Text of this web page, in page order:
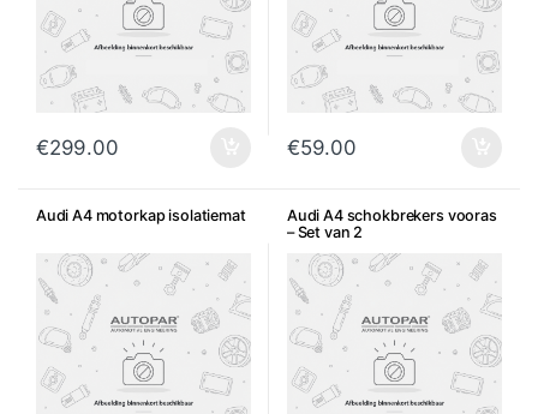
€299.00 €59.00
Audi A4 motorkap isolatiemat
Audi A4 schokbrekers vooras
– Set van 2